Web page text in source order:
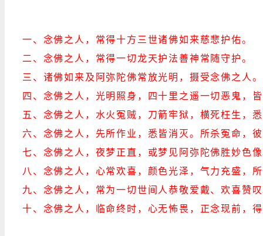
一、念佛之人，常得十方三世诸佛如来慈悲护佑。
二、念佛之人，常得一切龙天护法善神常随守护。
三、诸佛如来及阿弥陀佛常放光明，摄受念佛之人。
四、念佛之人，光明照身，四十里之遥一切恶鬼，
五、念佛之人，水火冤贼，刀箭牢狱，横死枉生，
六、念佛之人，先所作业，悉皆消灭。所杀冤命，
七、念佛之人，夜梦正直，或梦见阿弥陀佛胜妙色
八、念佛之人，心常欢喜，颜色光泽，气力充盛，
九、念佛之人，常为一切世间人恭敬爱戴、欢喜赞
十、念佛之人，临命终时，心无怖畏，正念现前，